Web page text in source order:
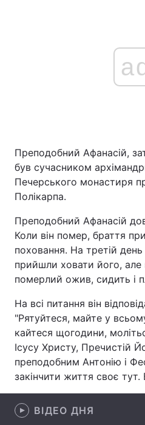
Головна
Україна
Економіка
Спорт
Техно і зв'язок
Зброя
Здоров'я
Цікавинки
Преподобний Афанасій,
був сучасником
Печерського монастиря
Полікарпа.
Преподобний Афанасій
Коли він помер, браття
поховання. На третій день
прийшли ховати його,
померлий ожив, сидить і
На всі питання він
"Рятуйтеся, майте у
кайтеся щогодини,
Ісусу Христу, Пречистій
преподобним Антонію і
закінчити життя своє тут.
ВІДЕО ДНЯ